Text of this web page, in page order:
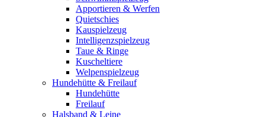
Apportieren & Werfen
Quietschies
Kauspielzeug
Intelligenzspielzeug
Taue & Ringe
Kuscheltiere
Welpenspielzeug
Hundehütte & Freilauf
Hundehütte
Freilauf
Halsband & Leine